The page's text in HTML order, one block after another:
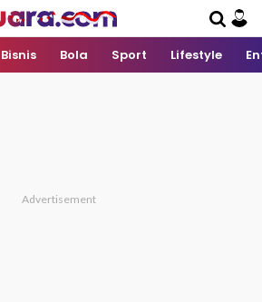
Bisnis Bola Sport Lifestyle